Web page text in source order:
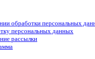
обработки персональных
персональных данных
рассылки